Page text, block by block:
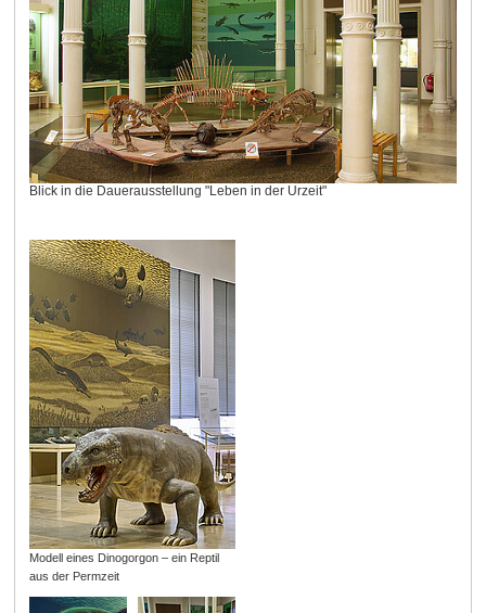
Blick in die Dauerausstellung "Leben in der Urzeit"
Modell eines Dinogorgon – ein Reptil
aus der Permzeit